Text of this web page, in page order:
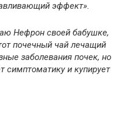
эффект».
Нефрон своей бабушке,
почечный чай лечащий
заболевания почек, но
симптоматику и купирует